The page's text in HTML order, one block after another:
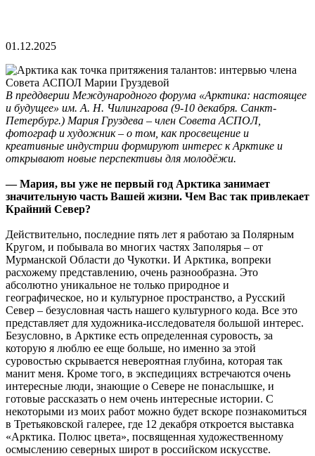
01.12.2025
В преддверии Международного форума «Арктика: настоящее
и будущее» им. А. Н. Чилингарова (9-10 декабря. Санкт-
Петербург.) Мария Груздева – член Совета АСПОЛ,
фотограф и художник – о том, как просвещение и
креативные индустрии формируют интерес к Арктике и
открывают новые перспективы для молодёжи.
— Мария, вы уже не первый год Арктика занимает
значительную часть Вашей жизни. Чем Вас так привлекает
Крайний Север?
Действительно, последние пять лет я работаю за Полярным
Кругом, и побывала во многих частях Заполярья – от
Мурманской Области до Чукотки. И Арктика, вопреки
расхожему представлению, очень разнообразна. Это
абсолютно уникальное не только природное и
географическое, но и культурное пространство, а Русский
Север – безусловная часть нашего культурного кода. Все это
представляет для художника-исследователя большой интерес.
Безусловно, в Арктике есть определенная суровость, за
которую я люблю ее еще больше, но именно за этой
суровостью скрывается невероятная глубина, которая так
манит меня. Кроме того, в экспедициях встречаются очень
интересные люди, знающие о Севере не понаслышке, и
готовые рассказать о нем очень интересные истории. С
некоторыми из моих работ можно будет вскоре познакомиться
в Третьяковской галерее, где 12 декабря откроется выставка
«Арктика. Полюс цвета», посвященная художественному
осмыслению северных широт в российском искусстве.